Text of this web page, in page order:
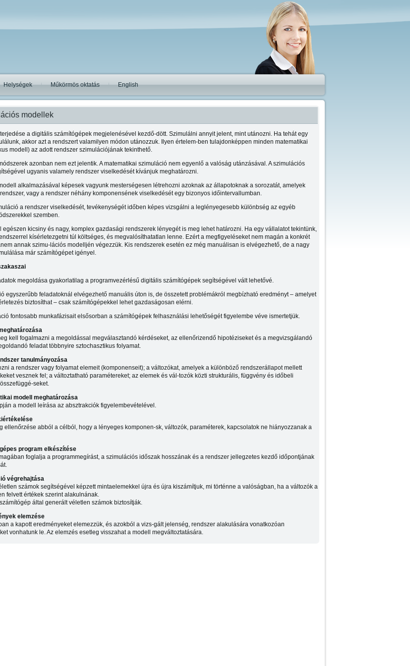
Helységek Műkörmös oktatás English
modellek
a digitális számítógépek megjelenésével kezdő-dött. Szimulálni annyit jelent, mint utánozni. Ha tehát egy
akkor azt a rendszert valamilyen módon utánozzuk. Ilyen értelem-ben tulajdonképpen minden matematikai
modell) az adott rendszer szimulációjának tekinthető.
azonban nem ezt jelentik. A matematikai szimuláció nem egyenlő a valóság utánzásával. A szimulációs
ugyanis valamely rendszer viselkedését kívánjuk meghatározni.
alkalmazásával képesek vagyunk mesterségesen létrehozni azoknak az állapotoknak a sorozatát, amelyek
vagy a rendszer néhány komponensének viselkedését egy bizonyos időintervallumban.
a rendszer viselkedését, tevékenységét időben képes vizsgálni a leglényegesebb különbség az egyéb
szemben.
egészen kicsiny és nagy, komplex gazdasági rendszerek lényegét is meg lehet határozni. Ha egy vállalatot tekintünk,
kísérletezgetni túl költséges, és megvalósíthatatlan lenne. Ezért a megfigyeléseket nem magán a konkrét
annak szimu-lációs modelljén végezzük. Kis rendszerek esetén ez még manuálisan is elvégezhető, de a nagy
már számítógépet igényel.
megoldása gyakorlatilag a programvezérlésű digitális számítógépek segítségével vált lehetővé.
egyszerűbb feladatoknál elvégezhető manuális úton is, de összetett problémákról megbízható eredményt – amelyet
biztosíthat – csak számítógépekkel lehet gazdaságosan elérni.
fontosabb munkafázisait elsősorban a számítógépek felhasználási lehetőségét figyelembe véve ismertetjük.
kell fogalmazni a megoldással megválasztandó kérdéseket, az ellenőrizendő hipotéziseket és a megvizsgálandó
feladat többnyire sztochasztikus folyamat.
tanulmányozása
a rendszer vagy folyamat elemeit (komponenseit); a változókat, amelyek a különböző rendszerállapot mellett
vesznek fel; a változtatható paramétereket; az elemek és vál-tozók közti strukturális, függvény és időbeli
seket.
modell meghatározása
a modell leírása az absztrakciók figyelembevételével.
ellenőrzése abból a célból, hogy a lényeges komponen-sk, változók, paraméterek, kapcsolatok ne hiányozzanak a
program elkészítése
foglalja a programmegírást, a szimulációs időszak hosszának és a rendszer jellegzetes kezdő időpontjának
végrehajtása
számok segítségével képzett mintaelemekkel újra és újra kiszámítjuk, mi történne a valóságban, ha a változók a
felvett értékek szerint alakulnának.
által generált véletlen számok biztosítják.
elemzése
a kapott eredményeket elemezzük, és azokból a vizs-gált jelenség, rendszer alakulására vonatkozóan
vonhatunk le. Az elemzés esetleg visszahat a modell megváltoztatására.